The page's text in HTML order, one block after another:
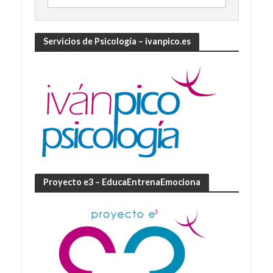
Servicios de Psicología – ivanpico.es
Proyecto e3 – EducaEntrenaEmociona